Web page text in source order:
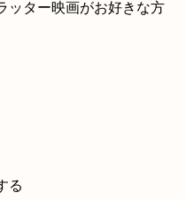
ッター映画がお好きな方
る